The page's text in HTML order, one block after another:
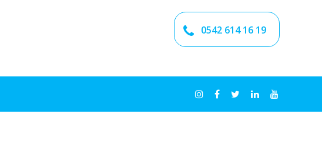
0542 614 16 19